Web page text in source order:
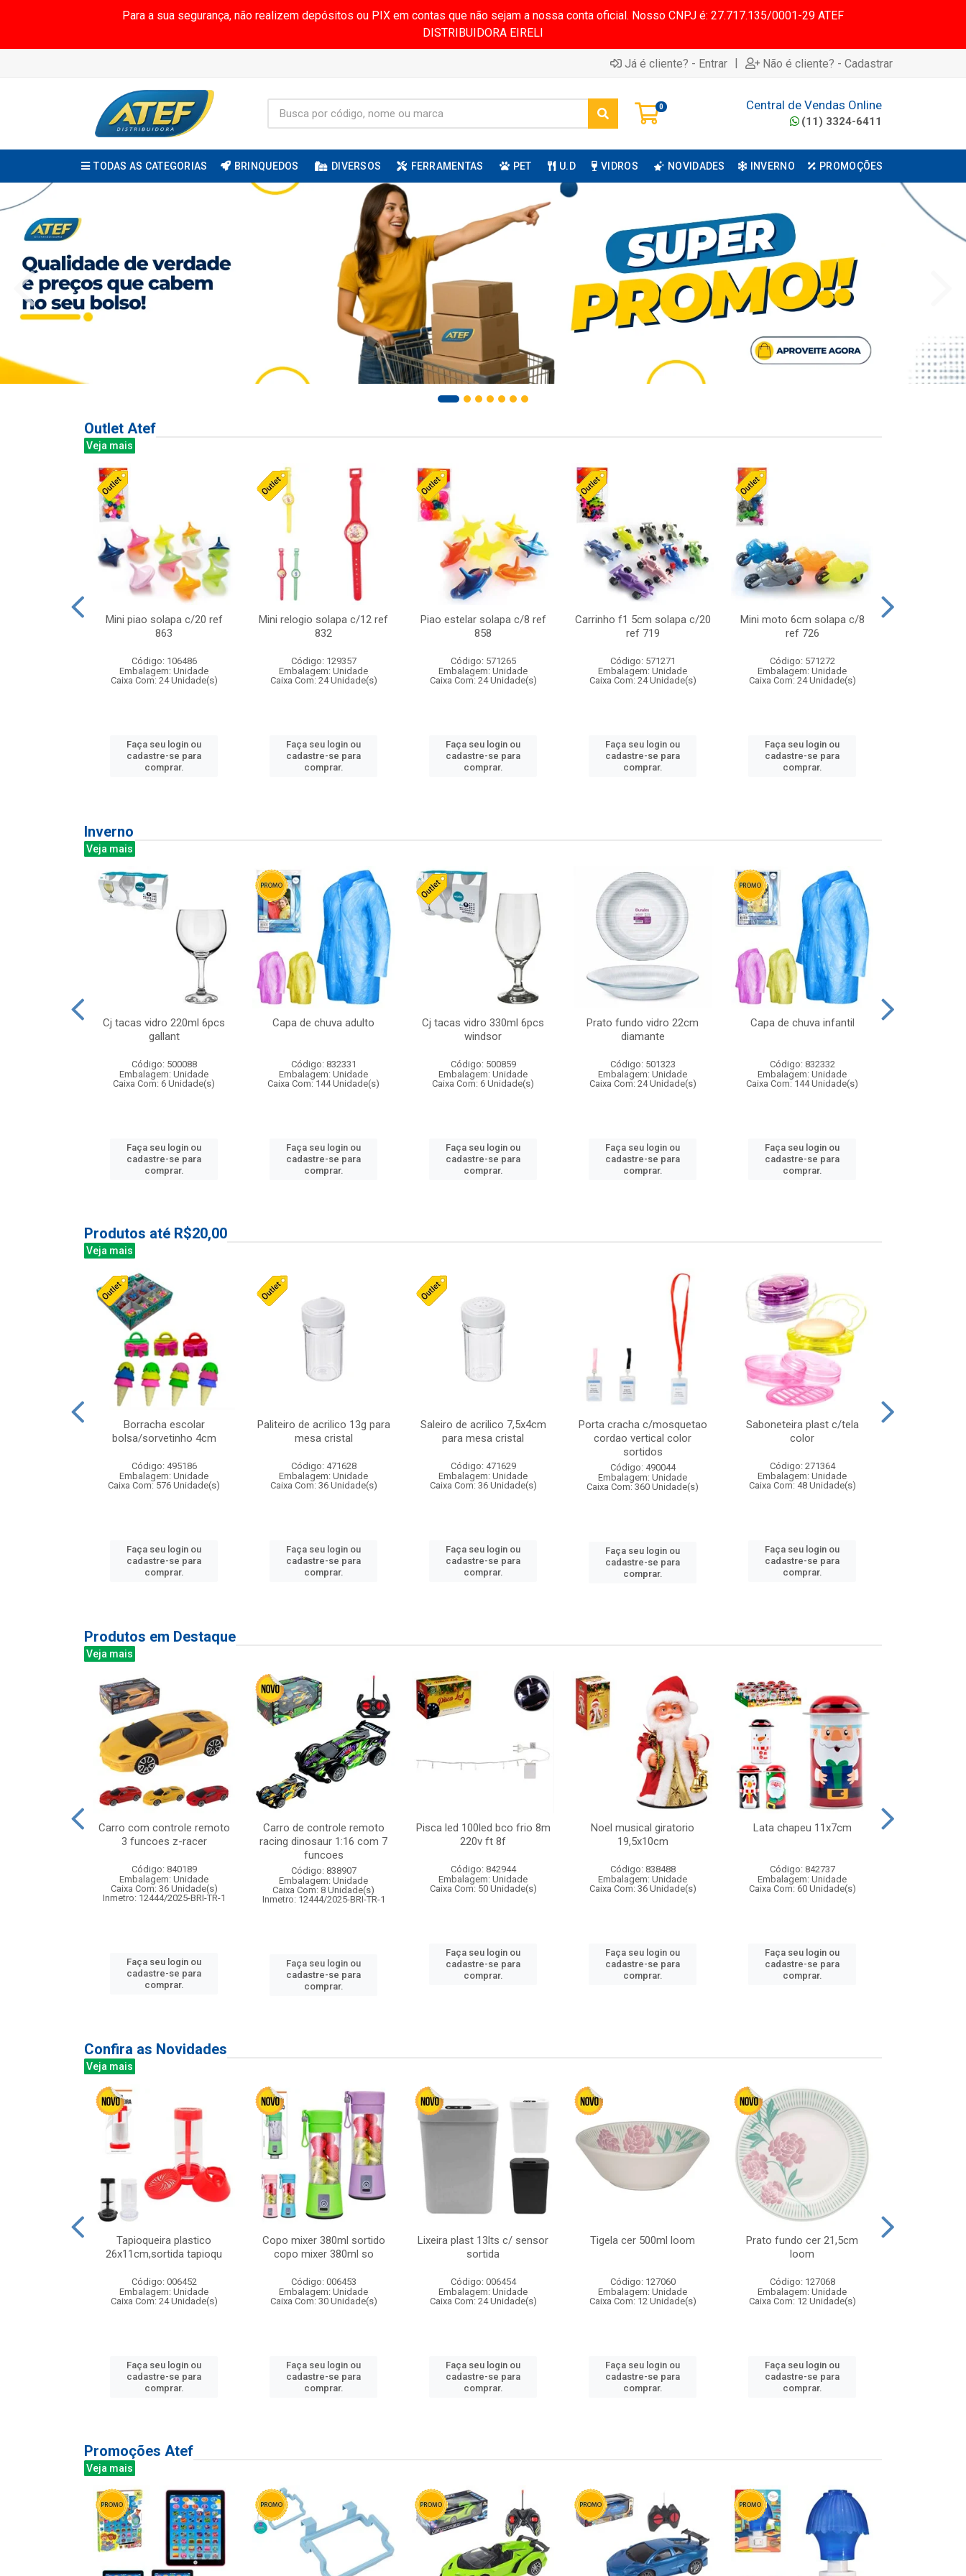
Para a sua segurança, não realizem depósitos ou PIX em contas que não sejam a nossa conta oficial. Nosso CNPJ é: 27.717.135/0001-29 ATEF
DISTRIBUIDORA EIRELI
Já é cliente? - Entrar | Não é cliente? - Cadastrar
0 Central de Vendas Online
(11) 3324-6411
TODAS AS CATEGORIAS BRINQUEDOS DIVERSOS FERRAMENTAS PET U.D VIDROS NOVIDADES INVERNO PROMOÇÕES
Outlet Atef
Veja mais
Mini piao solapa c/20 ref
863
Código: 106486
Embalagem: Unidade
Caixa Com: 24 Unidade(s)
Faça seu login ou
cadastre-se para
comprar.
Mini relogio solapa c/12 ref
832
Código: 129357
Embalagem: Unidade
Caixa Com: 24 Unidade(s)
Faça seu login ou
cadastre-se para
comprar.
Piao estelar solapa c/8 ref
858
Código: 571265
Embalagem: Unidade
Caixa Com: 24 Unidade(s)
Faça seu login ou
cadastre-se para
comprar.
Carrinho f1 5cm solapa c/20
ref 719
Código: 571271
Embalagem: Unidade
Caixa Com: 24 Unidade(s)
Faça seu login ou
cadastre-se para
comprar.
Mini moto 6cm solapa c/8
ref 726
Código: 571272
Embalagem: Unidade
Caixa Com: 24 Unidade(s)
Faça seu login ou
cadastre-se para
comprar.
Inverno
Veja mais
Cj tacas vidro 220ml 6pcs
gallant
Código: 500088
Embalagem: Unidade
Caixa Com: 6 Unidade(s)
Faça seu login ou
cadastre-se para
comprar.
Capa de chuva adulto
Código: 832331
Embalagem: Unidade
Caixa Com: 144 Unidade(s)
Faça seu login ou
cadastre-se para
comprar.
Cj tacas vidro 330ml 6pcs
windsor
Código: 500859
Embalagem: Unidade
Caixa Com: 6 Unidade(s)
Faça seu login ou
cadastre-se para
comprar.
Prato fundo vidro 22cm
diamante
Código: 501323
Embalagem: Unidade
Caixa Com: 24 Unidade(s)
Faça seu login ou
cadastre-se para
comprar.
Capa de chuva infantil
Código: 832332
Embalagem: Unidade
Caixa Com: 144 Unidade(s)
Faça seu login ou
cadastre-se para
comprar.
Produtos até R$20,00
Veja mais
Borracha escolar
bolsa/sorvetinho 4cm
Código: 495186
Embalagem: Unidade
Caixa Com: 576 Unidade(s)
Faça seu login ou
cadastre-se para
comprar.
Paliteiro de acrilico 13g para
mesa cristal
Código: 471628
Embalagem: Unidade
Caixa Com: 36 Unidade(s)
Faça seu login ou
cadastre-se para
comprar.
Saleiro de acrilico 7,5x4cm
para mesa cristal
Código: 471629
Embalagem: Unidade
Caixa Com: 36 Unidade(s)
Faça seu login ou
cadastre-se para
comprar.
Porta cracha c/mosquetao
cordao vertical color
sortidos
Código: 490044
Embalagem: Unidade
Caixa Com: 360 Unidade(s)
Faça seu login ou
cadastre-se para
comprar.
Saboneteira plast c/tela
color
Código: 271364
Embalagem: Unidade
Caixa Com: 48 Unidade(s)
Faça seu login ou
cadastre-se para
comprar.
Produtos em Destaque
Veja mais
Carro com controle remoto
3 funcoes z-racer
Código: 840189
Embalagem: Unidade
Caixa Com: 36 Unidade(s)
Inmetro: 12444/2025-BRI-TR-1
Faça seu login ou
cadastre-se para
comprar.
Carro de controle remoto
racing dinosaur 1:16 com 7
funcoes
Código: 838907
Embalagem: Unidade
Caixa Com: 8 Unidade(s)
Inmetro: 12444/2025-BRI-TR-1
Faça seu login ou
cadastre-se para
comprar.
Pisca led 100led bco frio 8m
220v ft 8f
Código: 842944
Embalagem: Unidade
Caixa Com: 50 Unidade(s)
Faça seu login ou
cadastre-se para
comprar.
Noel musical giratorio
19,5x10cm
Código: 838488
Embalagem: Unidade
Caixa Com: 36 Unidade(s)
Faça seu login ou
cadastre-se para
comprar.
Lata chapeu 11x7cm
Código: 842737
Embalagem: Unidade
Caixa Com: 60 Unidade(s)
Faça seu login ou
cadastre-se para
comprar.
Confira as Novidades
Veja mais
Tapioqueira plastico
26x11cm,sortida tapioqu
Código: 006452
Embalagem: Unidade
Caixa Com: 24 Unidade(s)
Faça seu login ou
cadastre-se para
comprar.
Copo mixer 380ml sortido
copo mixer 380ml so
Código: 006453
Embalagem: Unidade
Caixa Com: 30 Unidade(s)
Faça seu login ou
cadastre-se para
comprar.
Lixeira plast 13lts c/ sensor
sortida
Código: 006454
Embalagem: Unidade
Caixa Com: 24 Unidade(s)
Faça seu login ou
cadastre-se para
comprar.
Tigela cer 500ml loom
Código: 127060
Embalagem: Unidade
Caixa Com: 12 Unidade(s)
Faça seu login ou
cadastre-se para
comprar.
Prato fundo cer 21,5cm
loom
Código: 127068
Embalagem: Unidade
Caixa Com: 12 Unidade(s)
Faça seu login ou
cadastre-se para
comprar.
Promoções Atef
Veja mais